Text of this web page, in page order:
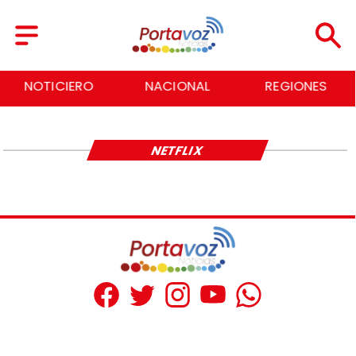
NOTICIERO NACIONAL REGIONES
NETFLIX